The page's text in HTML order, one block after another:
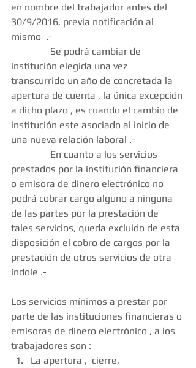
en nombre del trabajador antes del
30/9/2016, previa notificación al
mismo  .-
institución elegida una vez
transcurrido un año de concretada la
apertura de cuenta , la única excepción
a dicho plazo , es cuando el cambio de
institución este asociado al inicio de
una nueva relación laboral .-
prestados por la institución financiera
o emisora de dinero electrónico no
podrá cobrar cargo alguno a ninguna
de las partes por la prestación de
tales servicios, queda excluido de esta
disposición el cobro de cargos por la
prestación de otros servicios de otra
índole .-
Los servicios mínimos a prestar por
parte de las instituciones financieras o
emisoras de dinero electrónico , a los
trabajadores son :
La apertura ,  cierre,